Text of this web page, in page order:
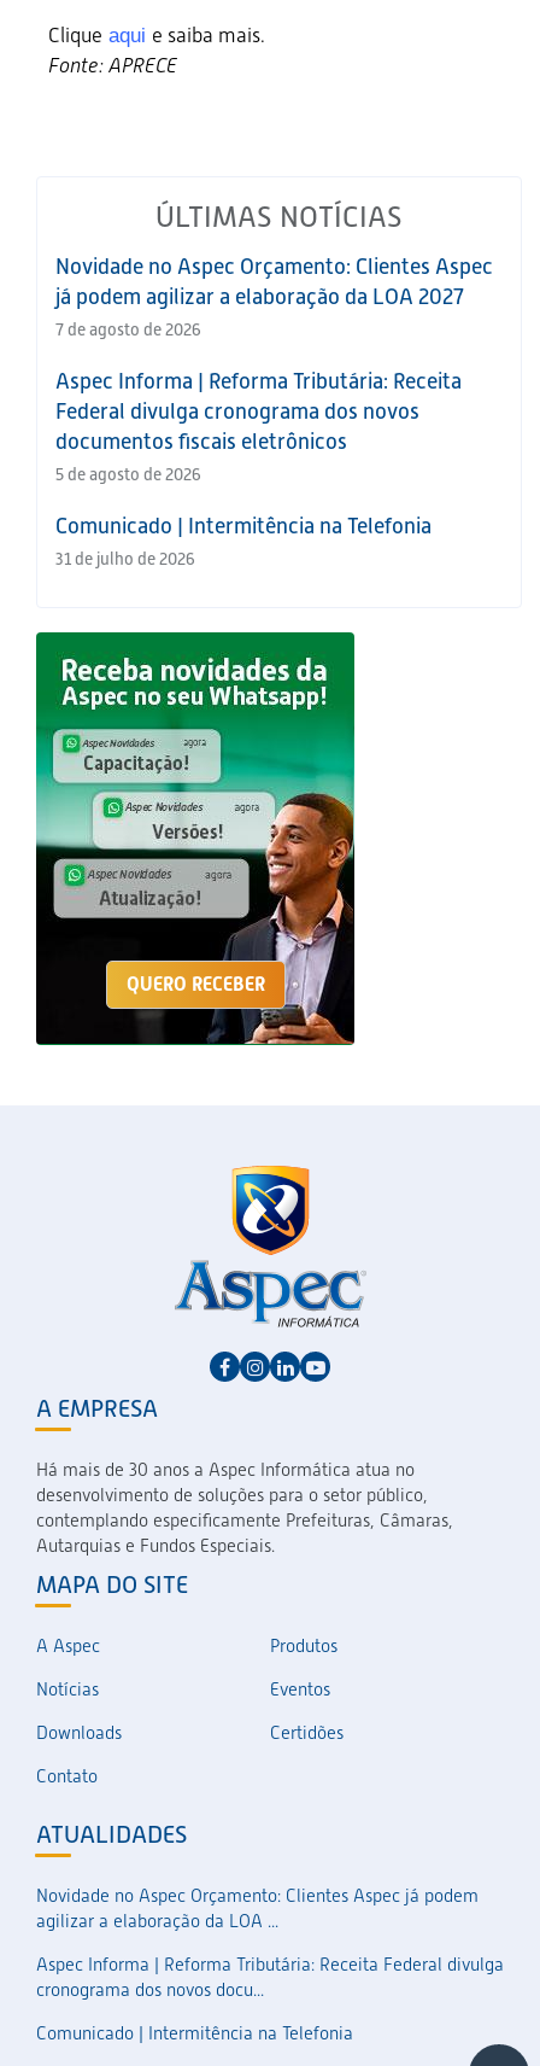
Clique aqui e saiba mais.
Fonte: APRECE
ÚLTIMAS NOTÍCIAS
Novidade no Aspec Orçamento: Clientes Aspec
já podem agilizar a elaboração da LOA 2027
7 de agosto de 2026
Aspec Informa | Reforma Tributária: Receita
Federal divulga cronograma dos novos
documentos fiscais eletrônicos
5 de agosto de 2026
Comunicado | Intermitência na Telefonia
31 de julho de 2026
QUERO RECEBER
A EMPRESA
Há mais de 30 anos a Aspec Informática atua no
desenvolvimento de soluções para o setor público,
contemplando especificamente Prefeituras, Câmaras,
Autarquias e Fundos Especiais.
MAPA DO SITE
A Aspec
Produtos
Notícias
Eventos
Downloads
Certidões
Contato
ATUALIDADES
Novidade no Aspec Orçamento: Clientes Aspec já podem
agilizar a elaboração da LOA ...
Aspec Informa | Reforma Tributária: Receita Federal divulga
cronograma dos novos docu...
Comunicado | Intermitência na Telefonia